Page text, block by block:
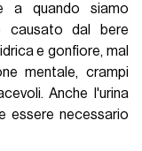
a quando siamo
causato dal bere
e gonfiore, mal
mentale, crampi
Anche l'urina
essere necessario